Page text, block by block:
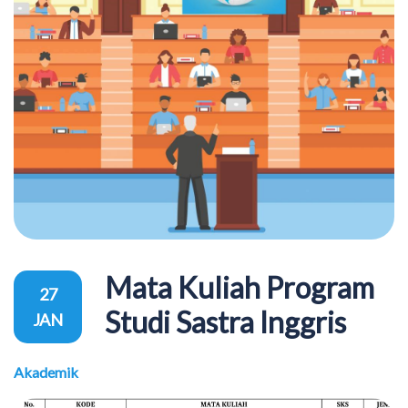
Mata Kuliah Program
Studi Sastra Inggris
27
JAN
Akademik